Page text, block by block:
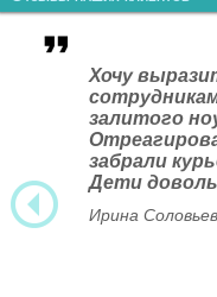
Хочу
залитого
забрали
Дети
Ирина